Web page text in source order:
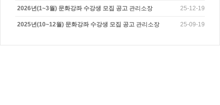
2026년(1~3월) 문화강좌 수강생 모집 공고 25-12-19
관리소장
2025년(10~12월) 문화강좌 수강생 모집 공고 25-09-19
관리소장